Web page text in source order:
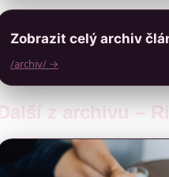
Zobrazit celý archiv
/archiv/ →
Další z archivu –